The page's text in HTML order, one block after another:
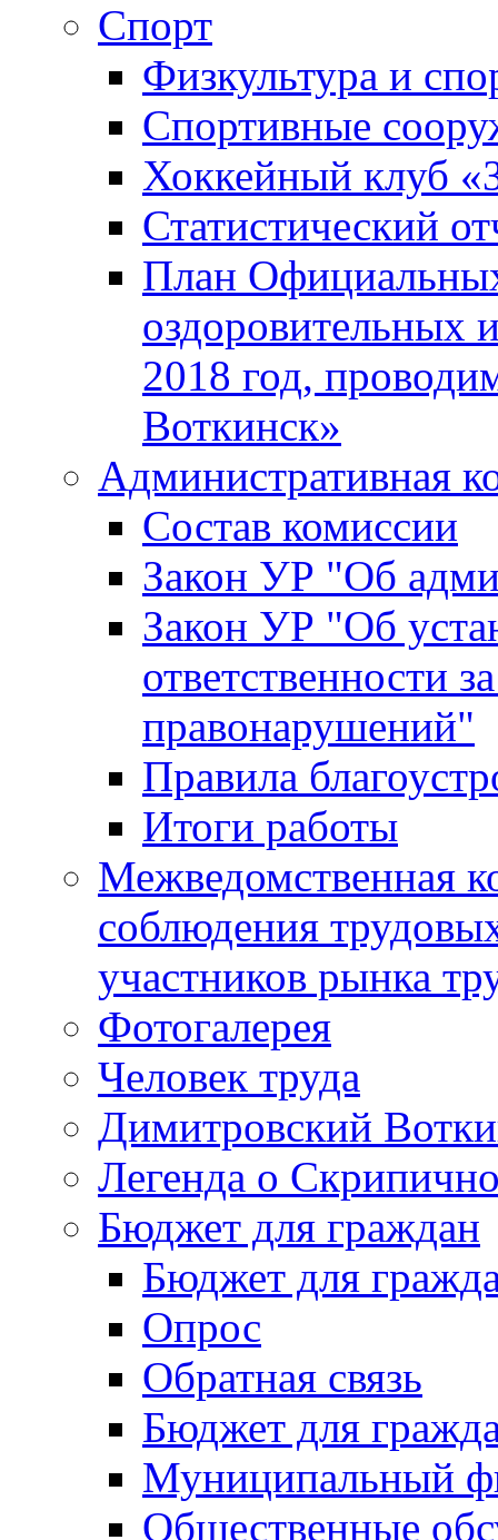
Спорт
Физкультура и
Спортивные
Хоккейный клуб
Статистический
План
оздоровительных
2018 год,
Воткинск»
Административная
Состав комиссии
Закон УР "Об
Закон УР "Об
ответственности
правонарушений"
Правила
Итоги работы
Межведомственная
соблюдения
участников рынка
Фотогалерея
Человек труда
Димитровский
Легенда о
Бюджет для граждан
Бюджет для
Опрос
Обратная связь
Бюджет для
Муниципальный
Общественные